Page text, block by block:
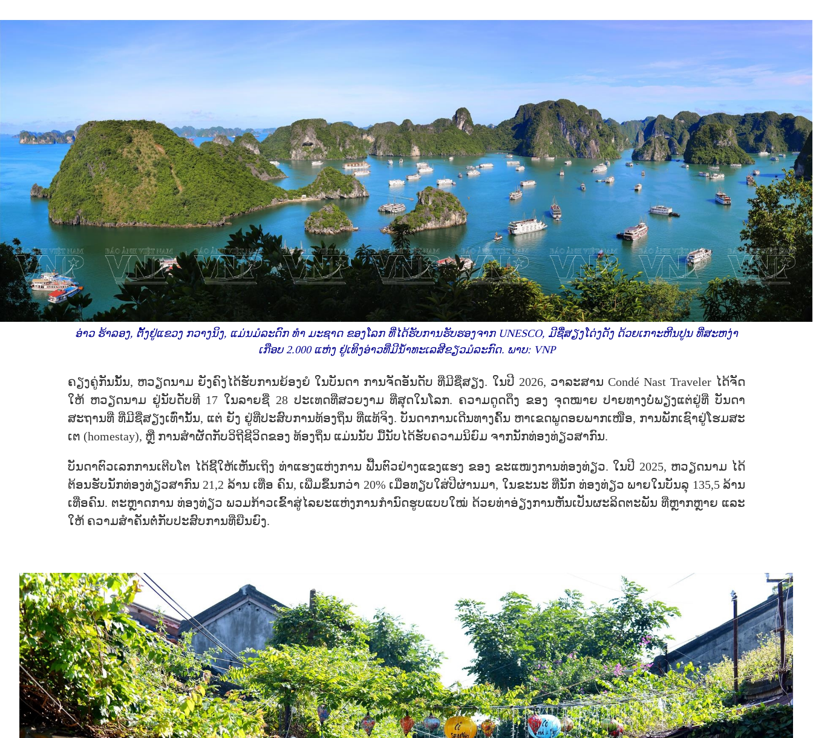
ອ່າວ ຮ້າລອງ, ຕັ້ງຢູ່ແຂວງ ກວາງນິງ, ແມ່ນມໍລະດົກ ທຳ ມະຊາດ ຂອງໂລກ ທີ່ໄດ້ຮັບການຮັບຮອງຈາກ UNESCO, ມີຊື່ສຽງໂດ່ງດັງ ດ້ວຍເກາະຫີນປູນ ທີ່ສະຫງ່າ
ເກືອບ 2.000 ແຫ່ງ ຢູ່ເທິງອ່າວທີ່ມີນ້ຳທະເລສີຂຽວມໍລະກົດ. ພາບ: VNP
ຄຽງຄູ່ກັນນັ້ນ, ຫວຽດນາມ ຍັງຄົງໄດ້ຮັບການຍ້ອງຍໍ ໃນບັນດາ ການຈັດອັນດັບ ທີ່ມີຊື່ສຽງ. ໃນປີ 2026, ວາລະສານ Condé Nast Traveler ໄດ້ຈັດ
ໃຫ້ ຫວຽດນາມ ຢູ່ນັບດັບທີ 17 ໃນລາຍຊື່ 28 ປະເທດທີ່ສວຍງາມ ທີ່ສຸດໃນໂລກ. ຄວາມດູດດຶງ ຂອງ ຈຸດໝາຍ ປາຍທາງບໍ່ພຽງແຕ່ຢູ່ທີ່ ບັນດາ
ສະຖານທີ່ ທີ່ມີຊື່ສຽງເທົ່ານັ້ນ, ແຕ່ ຍັງ ຢູ່ທີ່ປະສົບການທ້ອງຖິ່ນ ທີ່ແທ້ຈິງ. ບັນດາການເດີນທາງຄົ້ນ ຫາເຂດພູດອຍພາກເໜືອ, ການພັກເຊົາຢູ່ໂຮມສະ
ເຕ (homestay), ຫຼື ການສຳຜັດກັບວິຖີຊີວິດຂອງ ທ້ອງຖິ່ນ ແມ່ນນັບ ມື້ນັບໄດ້ຮັບຄວາມນິຍົມ ຈາກນັກທ່ອງທ່ຽວສາກົນ.
ບັນດາຕົວເລກການເຕີບໂຕ ໄດ້ຊີ້ໃຫ້ເຫັນເຖິງ ທ່າແຮງແຫ່ງການ ຟື້ນຕົວຢ່າງແຂງແຮງ ຂອງ ຂະແໜງການທ່ອງທ່ຽວ. ໃນປີ 2025, ຫວຽດນາມ ໄດ້
ຕ້ອນຮັບນັກທ່ອງທ່ຽວສາກົນ 21,2 ລ້ານ ເທື່ອ ຄົນ, ເພີ່ມຂຶ້ນກວ່າ 20% ເມື່ອທຽບໃສ່ປີຜ່ານມາ, ໃນຂະນະ ທີ່ນັກ ທ່ອງທ່ຽວ ພາຍໃນບັນລຸ 135,5 ລ້ານ
ເທື່ອຄົນ. ຕະຫຼາດການ ທ່ອງທ່ຽວ ພວມກ້າວເຂົ້າສູ່ໄລຍະແຫ່ງການກຳນົດຮູບແບບໃໝ່ ດ້ວຍທ່າອ່ຽງການຫັນເປັນຜະລິດຕະພັນ ທີ່ຫຼາກຫຼາຍ ແລະ
ໃຫ້ ຄວາມສຳຄັນຕໍ່ກັບປະສົບການທີ່ຍືນຍົງ.